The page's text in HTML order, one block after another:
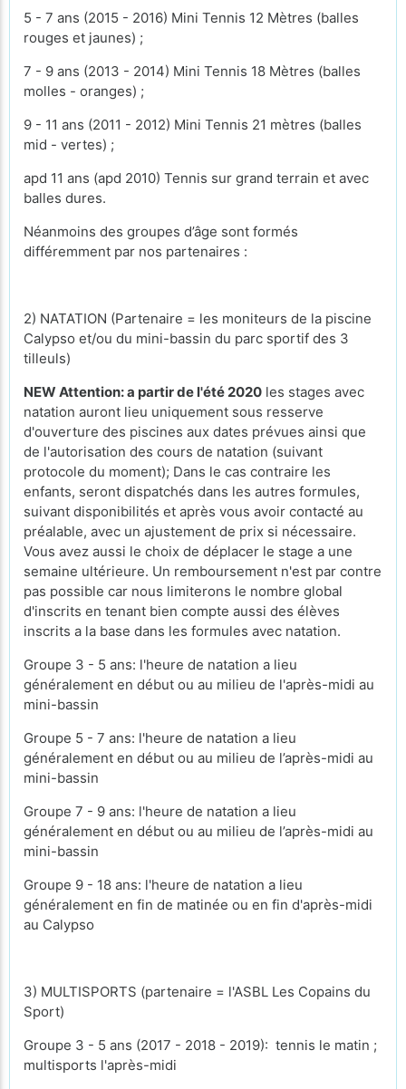
5 - 7 ans (2015 - 2016) Mini Tennis 12 Mètres (balles
rouges et jaunes) ;
7 - 9 ans (2013 - 2014) Mini Tennis 18 Mètres (balles
molles - oranges) ;
9 - 11 ans (2011 - 2012) Mini Tennis 21 mètres (balles
mid - vertes) ;
apd 11 ans (apd 2010) Tennis sur grand terrain et avec
balles dures.
Néanmoins des groupes d’âge sont formés
différemment par nos partenaires :
2) NATATION (Partenaire = les moniteurs de la piscine
Calypso et/ou du mini-bassin du parc sportif des 3
tilleuls)
NEW Attention: a partir de l'été 2020 les stages avec
natation auront lieu uniquement sous resserve
d'ouverture des piscines aux dates prévues ainsi que
de l'autorisation des cours de natation (suivant
protocole du moment); Dans le cas contraire les
enfants, seront dispatchés dans les autres formules,
suivant disponibilités et après vous avoir contacté au
préalable, avec un ajustement de prix si nécessaire.
Vous avez aussi le choix de déplacer le stage a une
semaine ultérieure. Un remboursement n'est par contre
pas possible car nous limiterons le nombre global
d'inscrits en tenant bien compte aussi des élèves
inscrits a la base dans les formules avec natation.
Groupe 3 - 5 ans: l'heure de natation a lieu
généralement en début ou au milieu de l'après-midi au
mini-bassin
Groupe 5 - 7 ans: l'heure de natation a lieu
généralement en début ou au milieu de l’après-midi au
mini-bassin
Groupe 7 - 9 ans: l'heure de natation a lieu
généralement en début ou au milieu de l’après-midi au
mini-bassin
Groupe 9 - 18 ans: l'heure de natation a lieu
généralement en fin de matinée ou en fin d'après-midi
au Calypso
3) MULTISPORTS (partenaire = l'ASBL Les Copains du
Sport)
Groupe 3 - 5 ans (2017 - 2018 - 2019): tennis le matin ;
multisports l'après-midi